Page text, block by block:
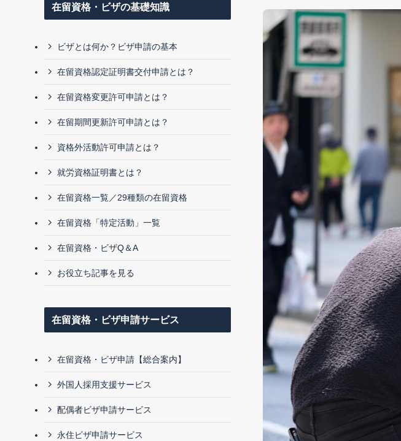
在留資格・ビザの基礎知識
ビザとは何か？ビザ申請の基本
在留資格認定証明書交付申請とは？
在留資格変更許可申請とは？
在留期間更新許可申請とは？
資格外活動許可申請とは？
就労資格証明書とは？
在留資格一覧／29種類の在留資格
在留資格「特定活動」一覧
在留資格・ビザQ＆A
お役立ち記事を見る
在留資格・ビザ申請サービス
在留資格・ビザ申請【総合案内】
外国人採用支援サービス
配偶者ビザ申請サービス
永住ビザ申請サービス